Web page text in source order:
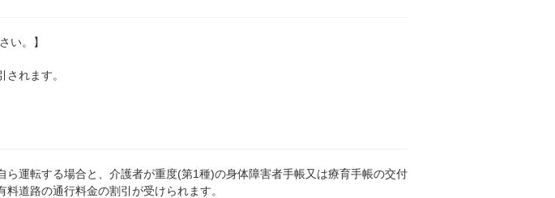
い。】
れます。
ら運転する場合と、介護者が重度(第1種)の身体障害者手帳又は療育手帳の交付
道路の通行料金の割引が受けられます。